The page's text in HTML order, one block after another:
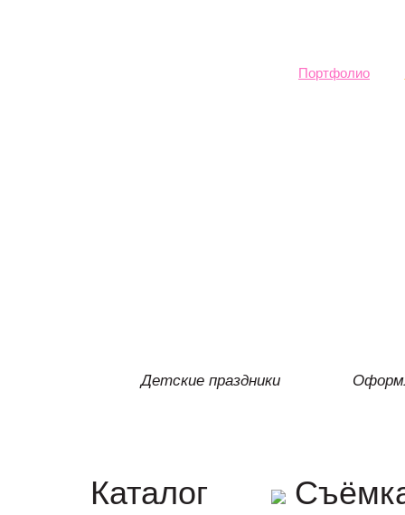
Портфолио
Детские праздники
Каталог